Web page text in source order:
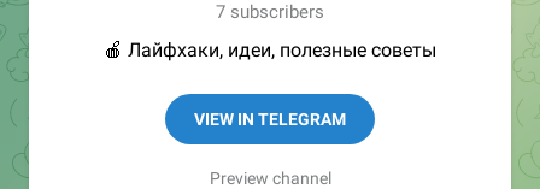
7 subscribers
🍎 Лайфхаки, идеи, полезные советы
VIEW IN TELEGRAM
Preview channel